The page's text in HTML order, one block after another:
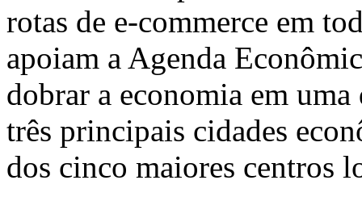
rotas de e-commerce em
apoiam a Agenda
dobrar a economia em
três principais cidades
dos cinco maiores centros